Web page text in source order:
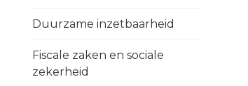
Duurzame inzetbaarheid
Fiscale zaken en sociale
zekerheid